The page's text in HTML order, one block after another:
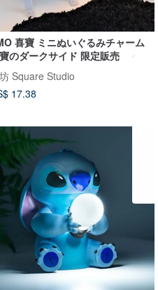
喜寶 ミニぬいぐるみチャーム
のダークサイド 限定販売
Square Studio
17.38